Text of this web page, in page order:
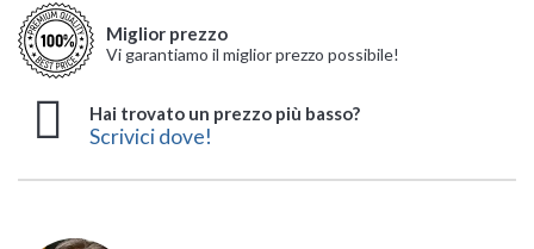
Miglior prezzo
Vi garantiamo il miglior prezzo possibile!
Hai trovato un prezzo più basso?
Scrivici dove!